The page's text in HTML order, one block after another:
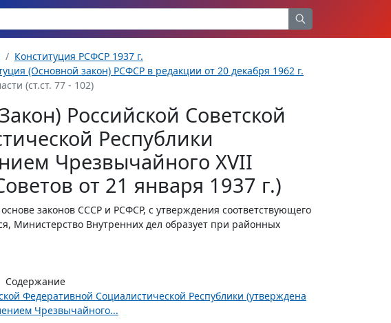
Конституция РСФСР 1937 г.
(Основной закон) РСФСР в редакции от 20 декабря 1962 г.
(ст.ст. 77 - 102)
Российской Советской
Республики
Чрезвычайного XVII
от 21 января 1937 г.)
законов СССР и РСФСР, с утверждения соответствующего
Министерство Внутренних дел образует при районных
Содержание
Федеративной Социалистической Республики (утверждена
Чрезвычайного...